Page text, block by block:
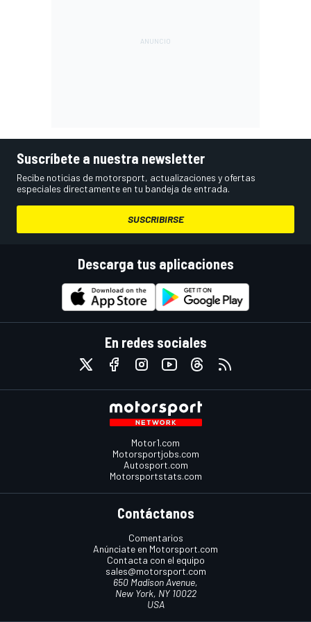
Suscríbete a nuestra newsletter
Recibe noticias de motorsport, actualizaciones y ofertas
especiales directamente en tu bandeja de entrada.
SUSCRIBIRSE
Descarga tus aplicaciones
En redes sociales
Motor1.com
Motorsportjobs.com
Autosport.com
Motorsportstats.com
Contáctanos
Comentarios
Anúnciate en Motorsport.com
Contacta con el equipo
sales@motorsport.com
650 Madison Avenue,
New York, NY 10022
USA